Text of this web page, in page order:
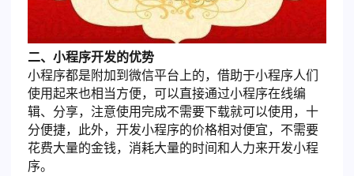
二、小程序开发的优势
小程序都是附加到微信平台上的，借助于小程序人们
使用起来也相当方便，可以直接通过小程序在线编
辑、分享，注意使用完成不需要下载就可以使用，十
分便捷，此外，开发小程序的价格相对便宜，不需要
花费大量的金钱，消耗大量的时间和人力来开发小程
序。